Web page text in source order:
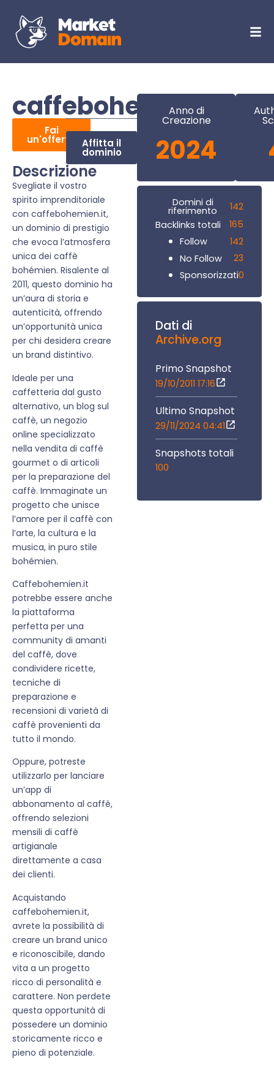
caffebohemien.it
Fai
un'offerta Affitta il
dominio
Descrizione
Svegliate il vostro
spirito imprenditoriale
con caffebohemien.it,
un dominio di prestigio
che evoca l’atmosfera
unica dei caffè
bohémien. Risalente al
2011, questo dominio ha
un’aura di storia e
autenticità, offrendo
un’opportunità unica
per chi desidera creare
un brand distintivo.
Ideale per una
caffetteria dal gusto
alternativo, un blog sul
caffè, un negozio
online specializzato
nella vendita di caffè
gourmet o di articoli
per la preparazione del
caffè. Immaginate un
progetto che unisce
l’amore per il caffè con
l’arte, la cultura e la
musica, in puro stile
bohémien.
Caffebohemien.it
potrebbe essere anche
la piattaforma
perfetta per una
community di amanti
del caffè, dove
condividere ricette,
tecniche di
preparazione e
recensioni di varietà di
caffè provenienti da
tutto il mondo.
Oppure, potreste
utilizzarlo per lanciare
un’app di
abbonamento al caffè,
offrendo selezioni
mensili di caffè
artigianale
direttamente a casa
dei clienti.
Acquistando
caffebohemien.it,
avrete la possibilità di
creare un brand unico
e riconoscibile, dando
vita a un progetto
ricco di personalità e
carattere. Non perdete
questa opportunità di
possedere un dominio
storicamente ricco e
pieno di potenziale.
Anno di
Creazione
2024
Domini di
riferimento
142
Backlinks totali
165
Follow
142
No Follow
23
Sponsorizzati0
Dati di
Archive.org
Primo Snapshot
19/10/2011 17:16
Ultimo Snapshot
29/11/2024 04:41
Snapshots totali
100